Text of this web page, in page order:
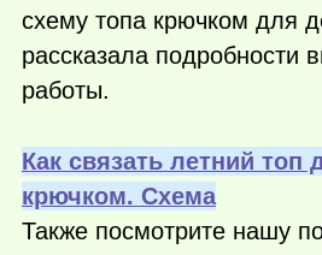
схему топа крючком для
рассказала подробности
работы.
Как связать летний топ
крючком. Схема
Также посмотрите нашу